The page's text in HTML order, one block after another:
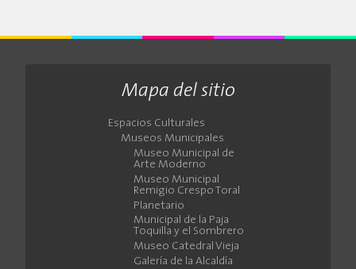
Mapa del sitio
Espacios Culturales
Museos Municipales
Museo Municipal de
Arte Moderno
Museo Municipal
Remigio Crespo Toral
Planetario
Municipal de la Paja
Toquilla y el Sombrero
Museo Catedral Vieja
Galería de la Alcaldía